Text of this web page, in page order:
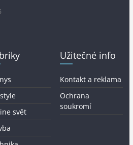
svět
Užitečné info
Kontakt a reklama
Ochrana
soukromí